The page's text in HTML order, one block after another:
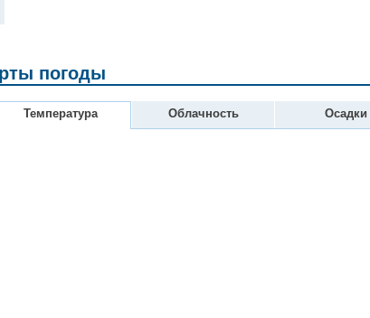
погоды
Температура Облачность Осадки